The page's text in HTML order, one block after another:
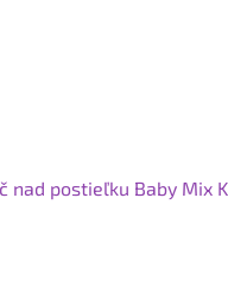
nad postieľku Baby Mix